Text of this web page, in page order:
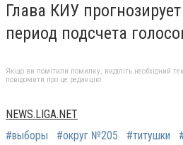
Глава КИУ
период подсчета
Якщо ви помітили помилку, виділіть необхідний
повідомити про це редакцію
NEWS.LIGA.NET
#выборы
#округ №205 #титушки